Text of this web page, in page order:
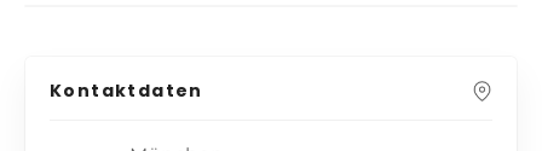
Kontaktdaten